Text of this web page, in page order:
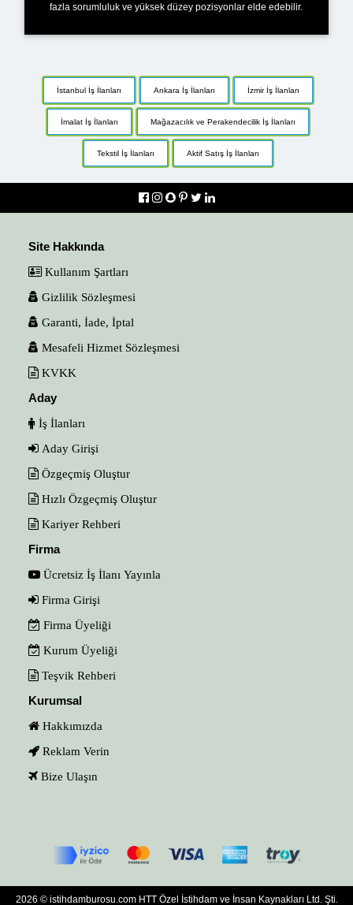
fazla sorumluluk ve yüksek düzey pozisyonlar elde edebilir.
İstanbul İş İlanları Ankara İş İlanları İzmir İş İlanları
İmalat İş İlanları Mağazacılık ve Perakendecilik İş İlanları
Tekstil İş İlanları Aktif Satış İş İlanları
Site Hakkında
Kullanım Şartları
Gizlilik Sözleşmesi
Garanti, İade, İptal
Mesafeli Hizmet Sözleşmesi
KVKK
Aday
İş İlanları
Aday Girişi
Özgeçmiş Oluştur
Hızlı Özgeçmiş Oluştur
Kariyer Rehberi
Firma
Ücretsiz İş İlanı Yayınla
Firma Girişi
Firma Üyeliği
Kurum Üyeliği
Teşvik Rehberi
Kurumsal
Hakkımızda
Reklam Verin
Bize Ulaşın
2026 © istihdamburosu.com HTT Özel İstihdam ve İnsan Kaynakları Ltd. Şti.